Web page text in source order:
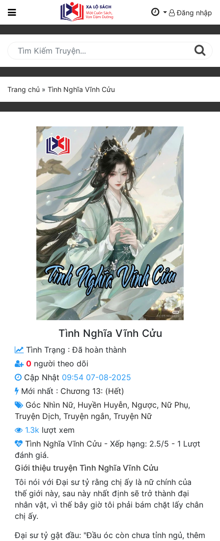
Trang
Mới
Cập
Nhật
(current)
Truyện Mới Ra
Truyện Convert
Truyện Dịch
Truyện Nhập Môn
Xa Lộ Dịch
Cung Đấu
Cạnh Kỹ
Cổ Tiên Hiệp
Cổ Đại
Du Hí
Dã Sử
Dị Giới
Đăng nhập
Trang chủ » Tình Nghĩa Vĩnh Cửu
Tình Nghĩa Vĩnh Cửu
Tình Trạng :Đã hoàn thành
0 người theo dõi
Cập Nhật 09:54 07-08-2025
Mới nhất : Chương 13: (Hết)
Góc Nhìn Nữ, Huyền Huyễn, Ngược, Nữ Phụ,
Truyện Dịch, Truyện ngắn, Truyện Nữ
1.3k lượt xem
Tình Nghĩa Vĩnh Cửu - Xếp hạng: 2.5/5 - 1 Lượt
đánh giá.
Giới thiệu truyện Tình Nghĩa Vĩnh Cửu
Tôi nói với Đại sư tỷ rằng chị ấy là nữ chính của
thế giới này, sau này nhất định sẽ trở thành đại
nhân vật, vì thế bây giờ tôi phải bám chặt lấy chân
chị ấy.
Đại sư tỷ gật đầu: "Đầu óc còn chưa tỉnh ngủ, thêm